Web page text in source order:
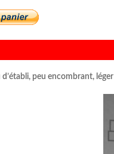
peu encombrant,